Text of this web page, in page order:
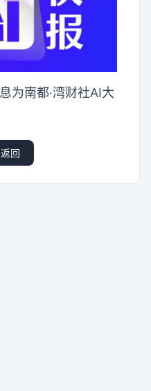
为南都·湾财社AI大
返回